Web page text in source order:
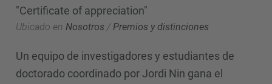
"Certificate of appreciation"
Ubicado en Nosotros / Premios y distinciones
Un equipo de investigadores y estudiantes de
doctorado coordinado por Jordi Nin gana el